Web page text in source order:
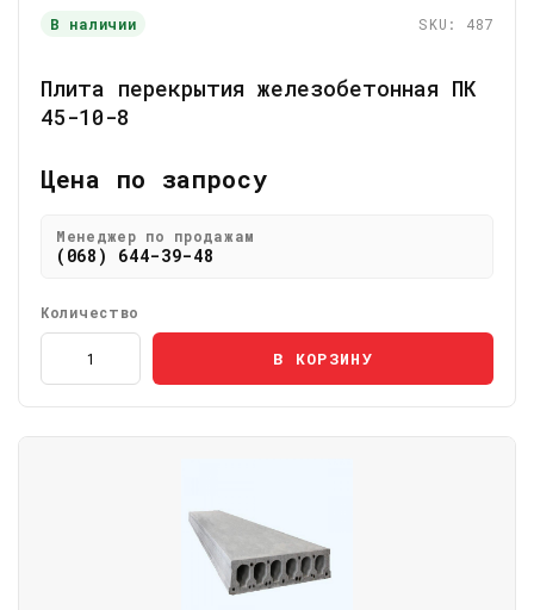
В наличии SKU: 487
Плита перекрытия железобетонная ПК
45-10-8
Цена по запросу
Менеджер по продажам
(068) 644-39-48
Количество
В КОРЗИНУ